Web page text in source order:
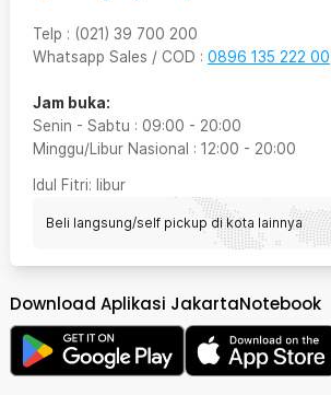
Telp : (021) 39 700 200
Whatsapp Sales / COD : 0896 135 222 00
Jam buka:
Senin - Sabtu : 09:00 - 20:00
Minggu/Libur Nasional : 12:00 - 20:00
Idul Fitri: libur
Beli langsung/self pickup di kota lainnya
Download Aplikasi JakartaNotebook